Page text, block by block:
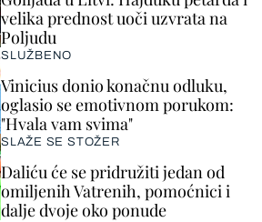
velika prednost uoči uzvrata na
Poljudu
SLUŽBENO
Vinicius donio konačnu odluku,
oglasio se emotivnom porukom:
"Hvala vam svima"
SLAŽE SE STOŽER
Daliću će se pridružiti jedan od
omiljenih Vatrenih, pomoćnici i
dalje dvoje oko ponude